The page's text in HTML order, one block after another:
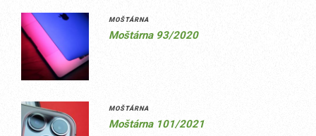
MOŠTÁRNA
Moštárna 93/2020
MOŠTÁRNA
Moštárna 101/2021